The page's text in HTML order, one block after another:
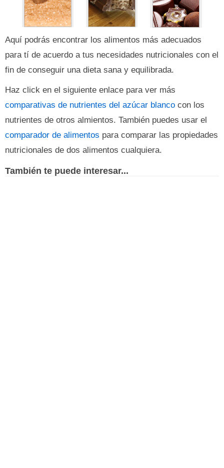
Aquí podrás encontrar los alimentos más adecuados
para tí de acuerdo a tus necesidades nutricionales con el
fin de conseguir una dieta sana y equilibrada.
Haz click en el siguiente enlace para ver más
comparativas de nutrientes del azúcar blanco con los
nutrientes de otros almientos. También puedes usar el
comparador de alimentos para comparar las propiedades
nutricionales de dos alimentos cualquiera.
También te puede interesar...